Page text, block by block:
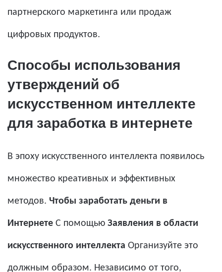
партнерского маркетинга или продаж
цифровых продуктов.
Способы использования
утверждений об
искусственном интеллекте
для заработка в интернете
В эпоху искусственного интеллекта появилось
множество креативных и эффективных
методов. Чтобы заработать деньги в
Интернете С помощью Заявления в области
искусственного интеллекта Организуйте это
должным образом. Независимо от того,